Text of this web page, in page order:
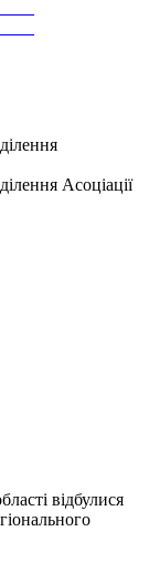
Асоціації
відбулися